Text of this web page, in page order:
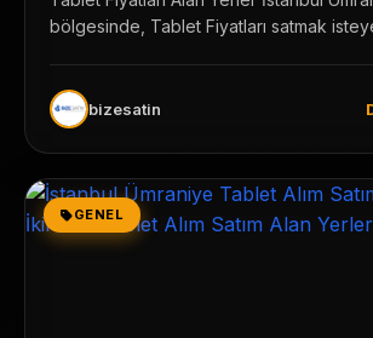
bölgesinde, Tablet Fiyatları satmak
bizesatin
GENEL